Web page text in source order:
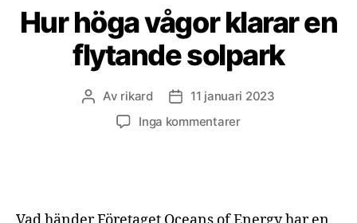
Hur höga vågor klarar en
flytande solpark
Inläggsförfattare
Av rikard Inläggsdatum
11 januari 2023
Inga kommentarertill